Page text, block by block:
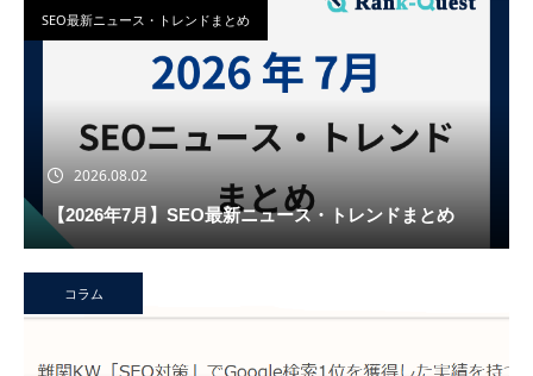
SEO最新ニュース・トレンドまとめ
2026.08.02
【2026年7月】SEO最新ニュース・トレンドまとめ
コラム